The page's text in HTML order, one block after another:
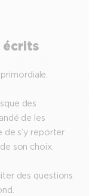
écrits
des
de les
s’y reporter
son choix.
des questions